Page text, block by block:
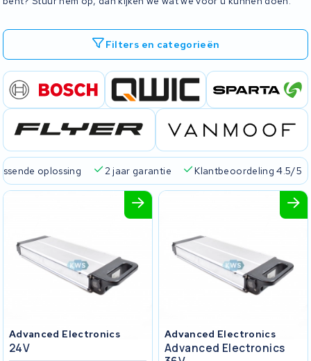
Filters en categorieën
oplossing 2 jaar garantie Klantbeoordeling 4.5/5
Advanced Electronics
24V
Advanced Electronics
Advanced Electronics